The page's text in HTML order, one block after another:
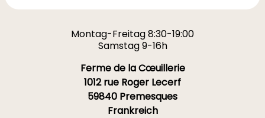
Montag-Freitag 8:30-19:00
Samstag 9-16h
Ferme de la Cœuillerie
1012 rue Roger Lecerf
59840 Premesques
Frankreich